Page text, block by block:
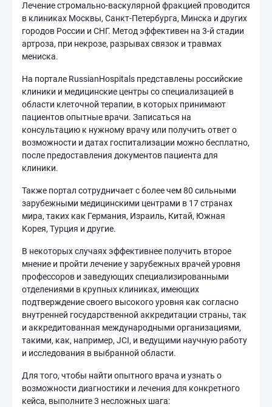
Лечение стромально-васкулярной фракцией проводится
в клиниках Москвы, Санкт-Петербурга, Минска и других
городов России и СНГ. Метод эффективен на 3-й стадии
артроза, при некрозе, разрывах связок и травмах
мениска.
На портале RussianHospitals представлены российские
клиники и медицинские центры со специализацией в
области клеточной терапии, в которых принимают
пациентов опытные врачи. Записаться на
консультацию к нужному врачу или получить ответ о
возможности и датах госпитализации можно бесплатно,
после предоставления документов пациента для
клиники.
Также портал сотрудничает с более чем 80 сильными
зарубежными медицинскими центрами в 17 странах
мира, таких как Германия, Израиль, Китай, Южная
Корея, Турция и другие.
В некоторых случаях эффективнее получить второе
мнение и пройти лечение у зарубежных врачей уровня
профессоров и заведующих специализированными
отделениями в крупных клиниках, имеющих
подтверждение своего высокого уровня как согласно
внутренней государственной аккредитации страны, так
и аккредитованная международными организациями,
такими, как, например, JCI, и ведущими научную работу
и исследования в выбранной области.
Для того, чтобы найти опытного врача и узнать о
возможности диагностики и лечения для конкретного
кейса, выполните 3 несложных шага: